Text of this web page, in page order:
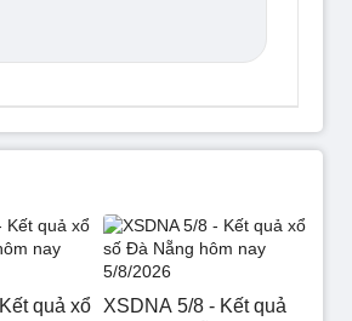
quả xổ
XSDNA 5/8 - Kết quả